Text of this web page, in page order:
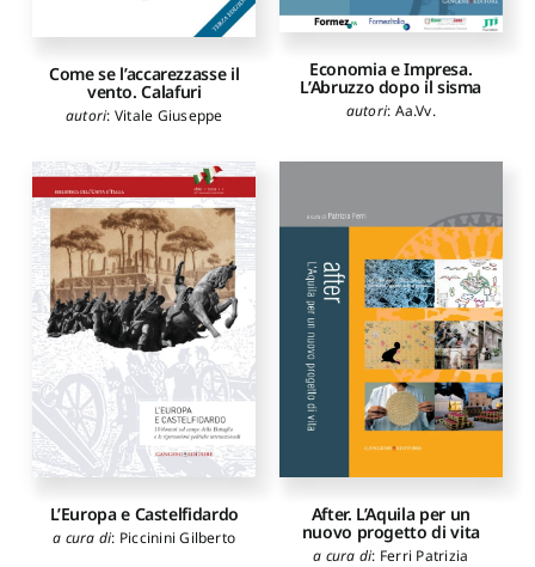
Come se l’accarezzasse il
vento. Calafuri
autori: Vitale Giuseppe
Economia e Impresa.
L’Abruzzo dopo il sisma
autori: Aa.Vv.
L’Europa e Castelfidardo
a cura di: Piccinini Gilberto
After. L’Aquila per un
nuovo progetto di vita
a cura di: Ferri Patrizia